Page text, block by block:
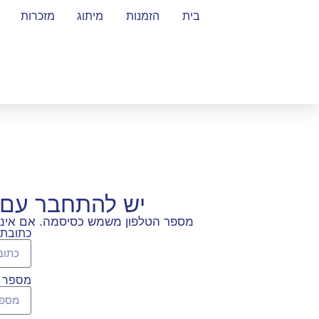
בית הזמנות מיתוג מזכרות
יש להתחבר
מספר הטלפון משמש כסיסמה. אם
כתובת
מספר